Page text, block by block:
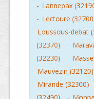
- Lannepax
- Lectoure
Loussous-debat
(32370)
-
(32230)
-
Mauvezin (32120)
Mirande (32300)